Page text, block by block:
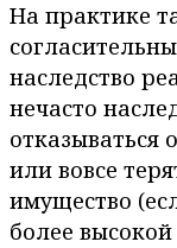
На практике
наследство
нечасто
отказываться
или вовсе
имущество
более